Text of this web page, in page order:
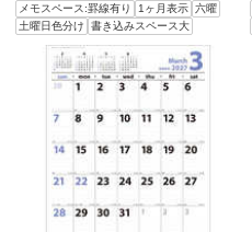
メモスペース:罫線有り
1ヶ月表示 六曜
土曜日色分け
書き込みスペース大